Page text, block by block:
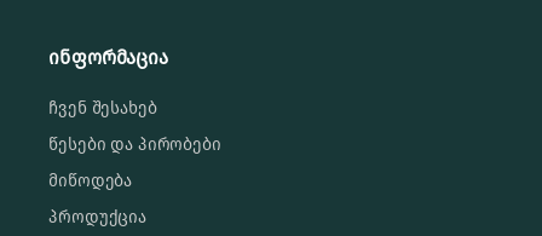
ინფორმაცია
ჩვენ შესახებ
წესები და პირობები
მიწოდება
პროდუქცია